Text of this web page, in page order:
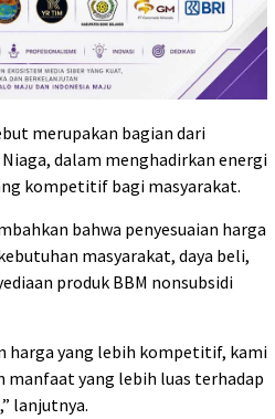
merupakan bagian dari
dalam menghadirkan energi
kompetitif bagi masyarakat.
bahwa penyesuaian harga
masyarakat, daya beli,
produk BBM nonsubsidi
harga yang lebih kompetitif, kami
manfaat yang lebih luas terhadap
lanjutnya.